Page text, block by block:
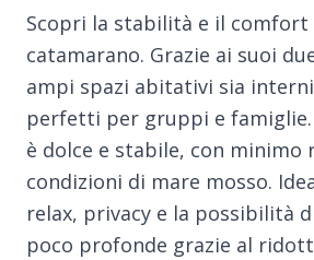
Scopri la stabilità e il comfort
catamarano. Grazie ai suoi
ampi spazi abitativi sia
perfetti per gruppi e famiglie.
è dolce e stabile, con minimo
condizioni di mare mosso.
relax, privacy e la possibilità
poco profonde grazie al